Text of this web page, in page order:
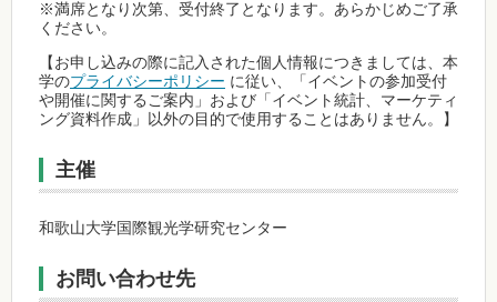
※満席となり次第、受付終了となります。あらかじめご了承
ください。
【お申し込みの際に記入された個人情報につきましては、本
学のプライバシーポリシー に従い、「イベントの参加受付
や開催に関するご案内」および「イベント統計、マーケティ
ング資料作成」以外の目的で使用することはありません。】
主催
和歌山大学国際観光学研究センター
お問い合わせ先